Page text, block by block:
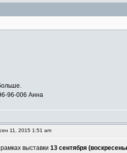
96-006 Анна
11, 2015 1:51 am
выставки 13 сентября